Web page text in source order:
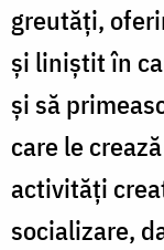
greutăți,
și liniștit în
și să
care le
activități
socializare,